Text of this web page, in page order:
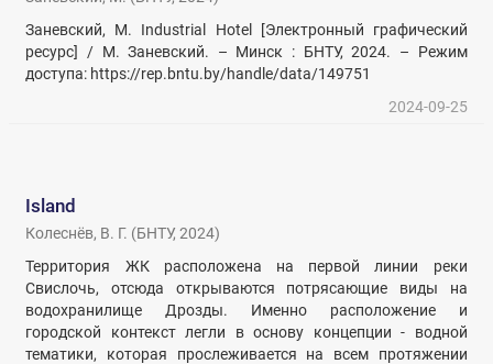
Заневский, М. Industrial Hotel [Электронный графический
ресурс] / М. Заневский. – Минск : БНТУ, 2024. – Режим
доступа: https://rep.bntu.by/handle/data/149751
2024-09-25
Island
Колеснёв, В. Г. (БНТУ,2024)
Территория ЖК расположена на первой линии реки
Свислочь, отсюда открываются потрясающие виды на
водохранилище Дрозды. Именно расположение и
городской контекст легли в основу концепции - водной
тематики, которая прослеживается на всем протяжении